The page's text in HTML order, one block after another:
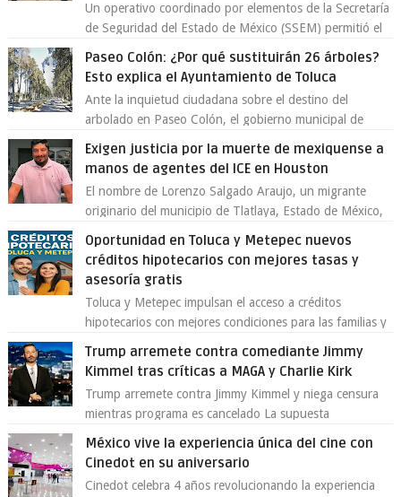
Un operativo coordinado por elementos de la Secretaría
de Seguridad del Estado de México (SSEM) permitió el
Paseo Colón: ¿Por qué sustituirán 26 árboles?
Esto explica el Ayuntamiento de Toluca
Ante la inquietud ciudadana sobre el destino del
arbolado en Paseo Colón, el gobierno municipal de
Exigen justicia por la muerte de mexiquense a
manos de agentes del ICE en Houston
El nombre de Lorenzo Salgado Araujo, un migrante
originario del municipio de Tlatlaya, Estado de México,
Oportunidad en Toluca y Metepec nuevos
créditos hipotecarios con mejores tasas y
asesoría gratis
Toluca y Metepec impulsan el acceso a créditos
hipotecarios con mejores condiciones para las familias y
Trump arremete contra comediante Jimmy
Kimmel tras críticas a MAGA y Charlie Kirk
Trump arremete contra Jimmy Kimmel y niega censura
mientras programa es cancelado La supuesta
México vive la experiencia única del cine con
Cinedot en su aniversario
Cinedot celebra 4 años revolucionando la experiencia